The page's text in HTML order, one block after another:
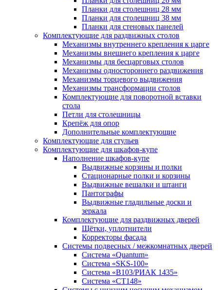
Планки для столешниц 28 мм
Планки для столешниц 38 мм
Планки для стеновых панелей
Комплектующие для раздвижных столов
Механизмы внутреннего крепления к царге
Механизмы внешнего крепления к царге
Механизмы для бесцарговых столов
Механизмы одностороннего раздвижения
Механизмы торцевого выдвижения
Механизмы трансформации столов
Комплектующие для поворотной вставки
стола
Петли для столешницы
Крепёж для опор
Дополнительные комплектующие
Комплектующие для стульев
Комплектующие для шкафов-купе
Наполнение шкафов-купе
Выдвижные корзины и полки
Стационарные полки и корзины
Выдвижные вешалки и штанги
Пантографы
Выдвижные гладильные доски и
зеркала
Комплектующие для раздвижных дверей
Щётки, уплотнители
Корректоры фасада
Системы подвесных / межкомнатных дверей
Система «Quantum»
Система «SKS-100»
Система «B103/РИАК 1435»
Система «СТ148»